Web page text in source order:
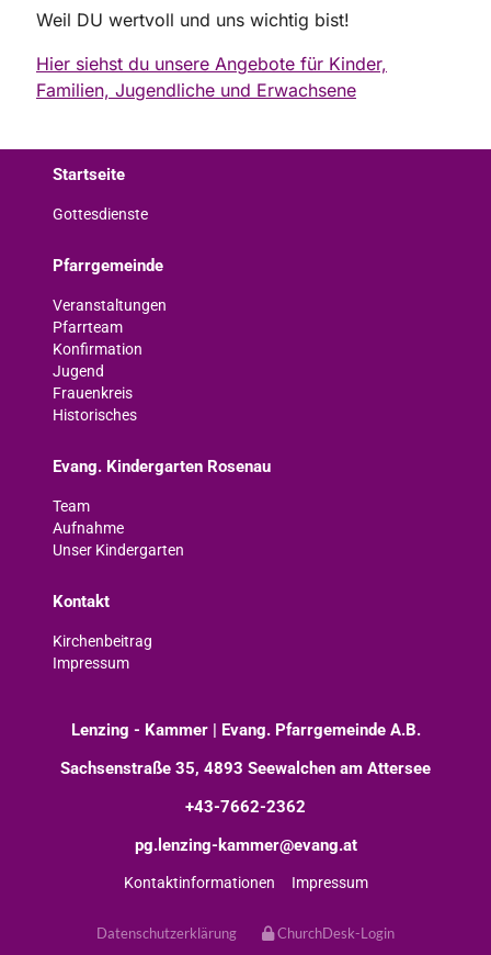
Weil DU wertvoll und uns wichtig bist!
Hier siehst du unsere Angebote für Kinder,
Familien, Jugendliche und Erwachsene
Startseite
Gottesdienste
Pfarrgemeinde
Veranstaltungen
Pfarrteam
Konfirmation
Jugend
Frauenkreis
Historisches
Evang. Kindergarten Rosenau
Team
Aufnahme
Unser Kindergarten
Kontakt
Kirchenbeitrag
Impressum
Lenzing - Kammer | Evang. Pfarrgemeinde A.B.
Sachsenstraße 35, 4893 Seewalchen am Attersee
+43-7662-2362
pg.lenzing-kammer@evang.at
Kontaktinformationen Impressum
Datenschutzerklärung ChurchDesk-Login